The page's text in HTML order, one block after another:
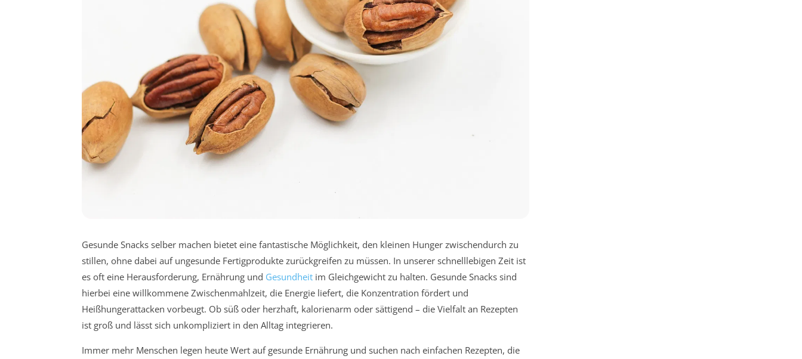
Gesunde Snacks selber machen bietet eine fantastische Möglichkeit, den kleinen Hunger zwischendurch zu
stillen, ohne dabei auf ungesunde Fertigprodukte zurückgreifen zu müssen. In unserer schnelllebigen Zeit ist
es oft eine Herausforderung, Ernährung und Gesundheit im Gleichgewicht zu halten. Gesunde Snacks sind
hierbei eine willkommene Zwischenmahlzeit, die Energie liefert, die Konzentration fördert und
Heißhungerattacken vorbeugt. Ob süß oder herzhaft, kalorienarm oder sättigend – die Vielfalt an Rezepten
ist groß und lässt sich unkompliziert in den Alltag integrieren.
Immer mehr Menschen legen heute Wert auf gesunde Ernährung und suchen nach einfachen Rezepten, die